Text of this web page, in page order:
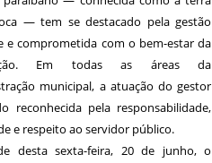
— tem se destacado pela gestão
e comprometida com o bem-estar da
Em todas as áreas da
municipal, a atuação do gestor
reconhecida pela responsabilidade,
e respeito ao servidor público.
desta sexta-feira, 20 de junho, o